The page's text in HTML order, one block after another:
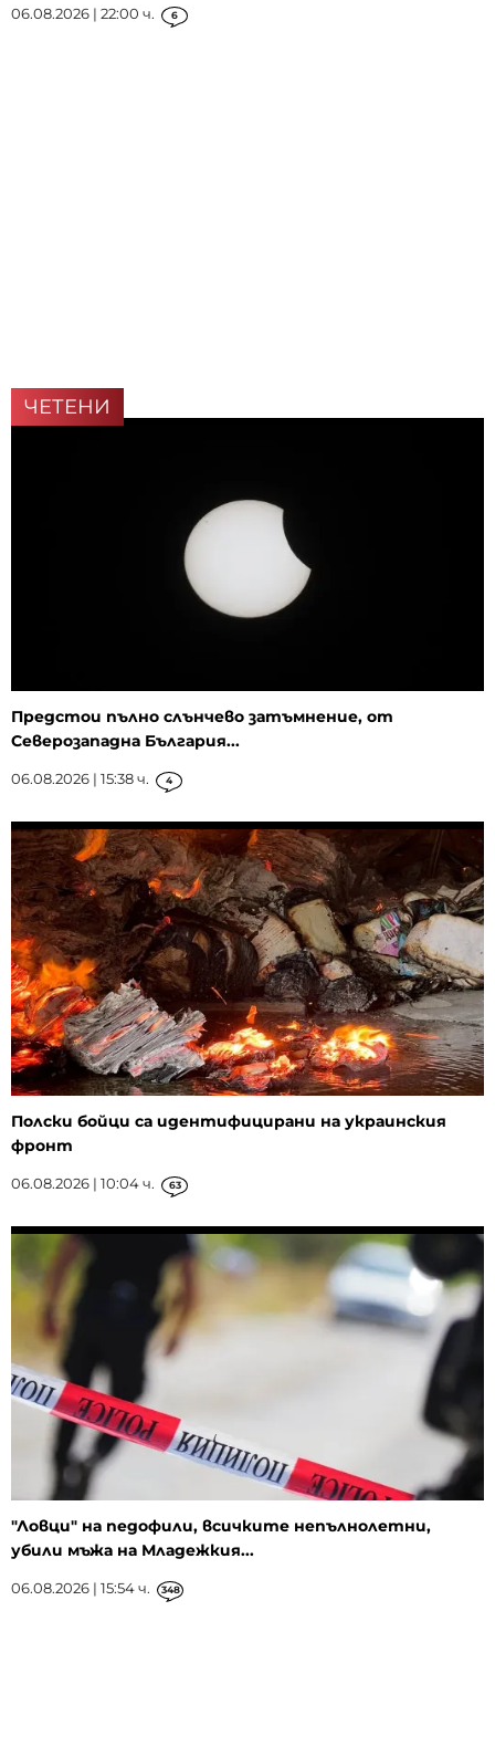
06.08.2026 | 22:00 ч. 6
ЧЕТЕНИ
Предстои пълно слънчево затъмнение, от
Северозападна България...
06.08.2026 | 15:38 ч. 4
Полски бойци са идентифицирани на украинския
фронт
06.08.2026 | 10:04 ч. 63
"Ловци" на педофили, всичките непълнолетни,
убили мъжа на Младежкия...
06.08.2026 | 15:54 ч. 348